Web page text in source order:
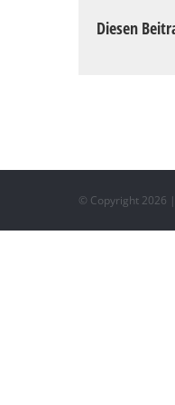
Diesen
© Copyright 2026